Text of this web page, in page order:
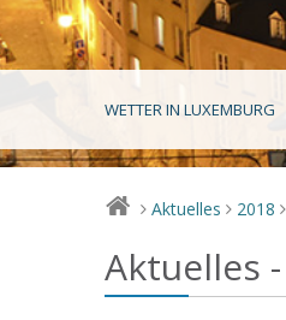
WETTER IN LUXEMBURG
> Aktuelles > 2018 >
Aktuelles